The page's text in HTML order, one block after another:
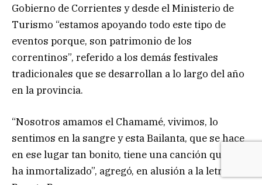
Gobierno de Corrientes y desde el Ministerio de
Turismo “estamos apoyando todo este tipo de
eventos porque, son patrimonio de los
correntinos”, referido a los demás festivales
tradicionales que se desarrollan a lo largo del año
en la provincia.
“Nosotros amamos el Chamamé, vivimos, lo
sentimos en la sangre y esta Bailanta, que se hace
en ese lugar tan bonito, tiene una canción que lo
ha inmortalizado”, agregó, en alusión a la letra de